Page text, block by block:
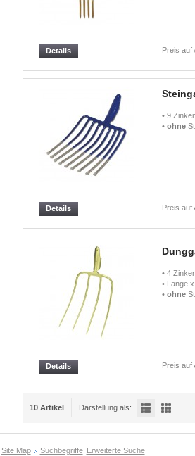
Preis auf
Details
• 9
• ohne
Preis auf
Details
• 4
• Länge
• ohne
Preis auf
Details
10 Artikel Darstellung als:
Site Map Suchbegriffe Erweiterte Suche